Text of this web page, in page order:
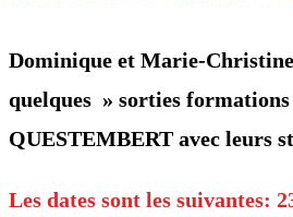
Dominique et Marie-
quelques » sorties formations
QUESTEMBERT avec leurs
Les dates sont les suivantes: